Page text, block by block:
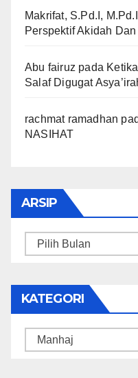
Makrifat, S.Pd.I,
Perspektif Akidah
Abu fairuz pada
Salaf Digugat
rachmat ramadhan
NASIHAT
ARSIP
Arsip
KATEGORI
Kategori